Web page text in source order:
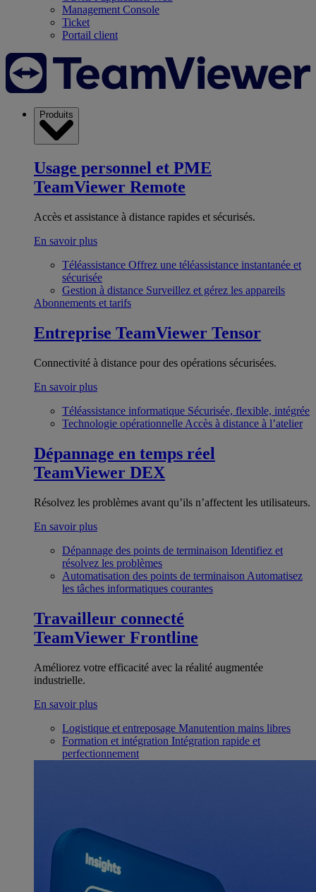
Management Console
Ticket
Portail client
Produits
Usage personnel et PME
TeamViewer Remote
Accès et assistance à distance rapides et sécurisés.
En savoir plus
Téléassistance Offrez une téléassistance instantanée et
sécurisée
Gestion à distance Surveillez et gérez les appareils
Abonnements et tarifs
Entreprise TeamViewer Tensor
Connectivité à distance pour des opérations sécurisées.
En savoir plus
Téléassistance informatique Sécurisée, flexible, intégrée
Technologie opérationnelle Accès à distance à l’atelier
Dépannage en temps réel
TeamViewer DEX
Résolvez les problèmes avant qu’ils n’affectent les utilisateurs.
En savoir plus
Dépannage des points de terminaison Identifiez et
résolvez les problèmes
Automatisation des points de terminaison Automatisez
les tâches informatiques courantes
Travailleur connecté
TeamViewer Frontline
Améliorez votre efficacité avec la réalité augmentée
industrielle.
En savoir plus
Logistique et entreposage Manutention mains libres
Formation et intégration Intégration rapide et
perfectionnement